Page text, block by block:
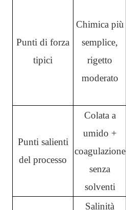
Punti di forza
tipici
Chimica più
semplice,
rigetto
moderato
Punti salienti
del processo
Colata a
umido +
coagulazione
senza
solventi
Salinità